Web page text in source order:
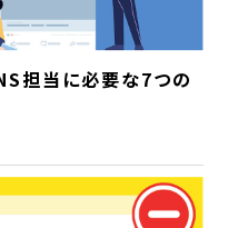
担当に必要な7つの